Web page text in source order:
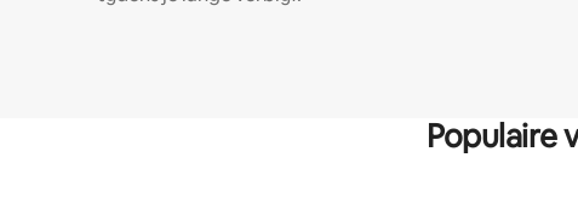
Populaire